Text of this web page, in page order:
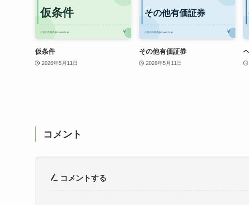
仮条件
2026年5月11日
その他有価証券
2026年5月11日
コメント
コメントする